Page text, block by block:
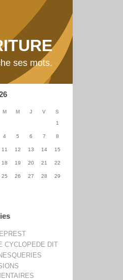
ses mots.
M M J V
S
1
4 5 6 7 8
11 12 13 14 15
18 19 20 21 22
25 26 27 28 29
CYCLOPEDE DIT